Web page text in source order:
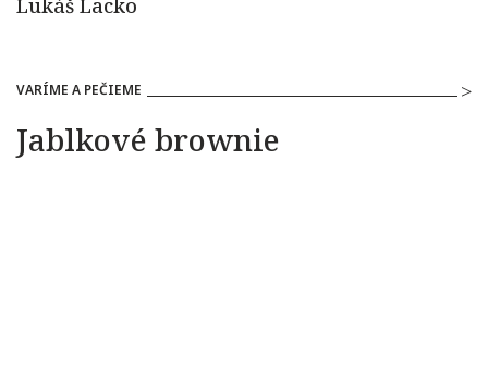
VARÍME A PEČIEME